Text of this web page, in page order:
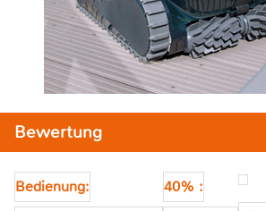
Bewertung
Bedienung:
40% :